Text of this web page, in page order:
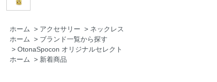
ホーム > アクセサリー > ネックレス
ホーム > ブランド一覧から探す
> OtonaSpocon オリジナルセレクト
ホーム > 新着商品